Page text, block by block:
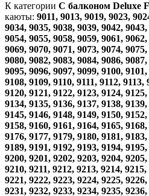
К категории С балконом Deluxe
каюты: 9011, 9013, 9019, 9023,
9034, 9035, 9038, 9039, 9042,
9054, 9055, 9058, 9059, 9061,
9069, 9070, 9071, 9073, 9074,
9080, 9082, 9083, 9084, 9086,
9095, 9096, 9097, 9099, 9100,
9108, 9109, 9110, 9111, 9112, 9113,
9120, 9121, 9122, 9123, 9124,
9134, 9135, 9136, 9137, 9138,
9145, 9146, 9148, 9149, 9150,
9158, 9160, 9161, 9164, 9165,
9176, 9177, 9179, 9180, 9181,
9189, 9191, 9192, 9193, 9194,
9200, 9201, 9202, 9203, 9204,
9210, 9211, 9212, 9213, 9214,
9221, 9222, 9223, 9224, 9225,
9231, 9232, 9233, 9234, 9235,